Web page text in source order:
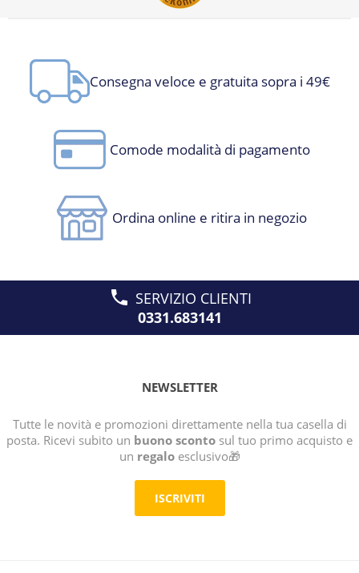
Consegna veloce e gratuita sopra i 49€
Comode modalità di pagamento
Ordina online e ritira in negozio
SERVIZIO CLIENTI
0331.683141
NEWSLETTER
Tutte le novità e promozioni direttamente nella tua casella di
posta. Ricevi subito un buono sconto sul tuo primo acquisto e
un regaloesclusivo🎁
ISCRIVITI